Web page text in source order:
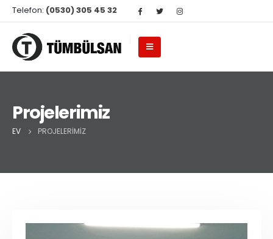
Telefon: (0530) 305 45 32
Projelerimiz
EV PROJELERIMIZ